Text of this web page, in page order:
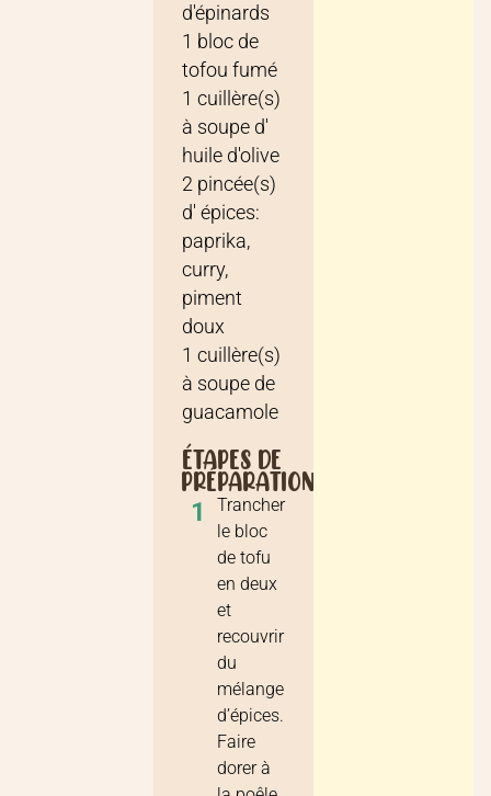
d'épinards
1 bloc de
tofou fumé
1 cuillère(s)
à soupe d'
huile d'olive
2 pincée(s)
d' épices:
paprika,
curry,
piment
doux
1 cuillère(s)
à soupe de
guacamole
ÉTAPES DE
PRÉPARATION
1
Trancher
le bloc
de tofu
en deux
et
recouvrir
du
mélange
d’épices.
Faire
dorer à